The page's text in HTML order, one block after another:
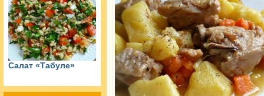
Салат «Табуле»